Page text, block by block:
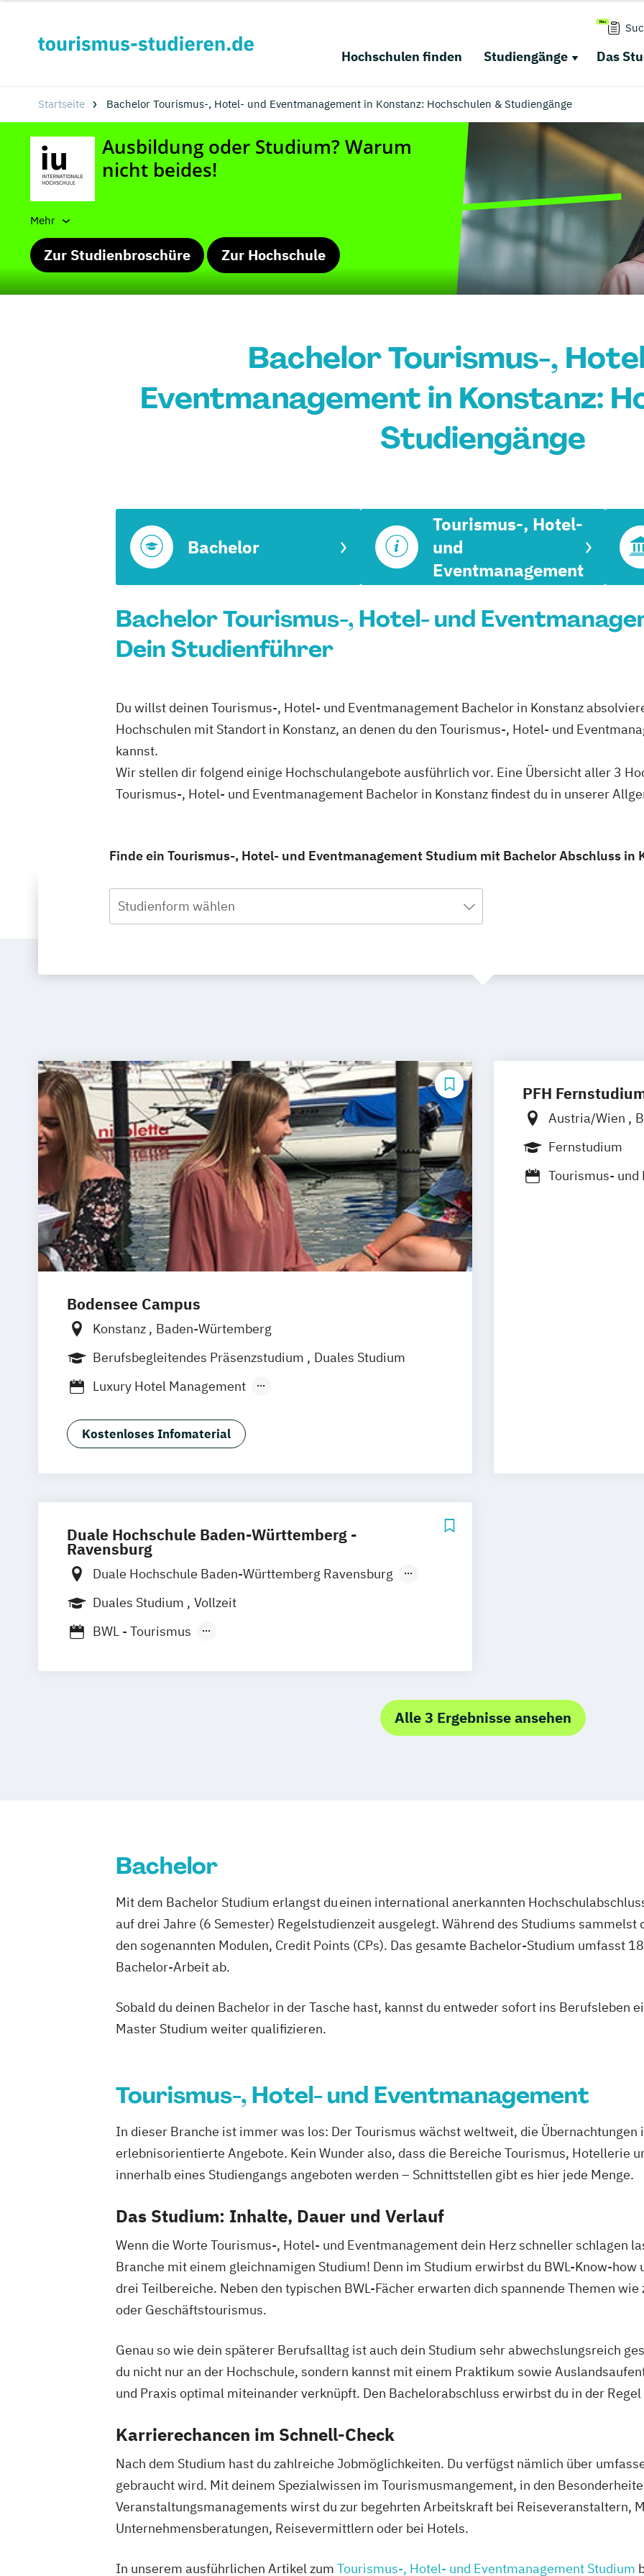
Hochschulen finden Studiengänge Das
Startseite Bachelor Tourismus-, Hotel- und Eventmanagement in Konstanz: Hochschulen & Studiengänge
Mehr
Zur Studienbroschüre Zur Hochschule
Bachelor Tourismus-,
Eventmanagement in Konstanz:
Studiengänge
Bachelor
Tourismus-, Hotel-
und
Eventmanagement
Bachelor Tourismus-, Hotel- und
Dein Studienführer
Du willst deinen Tourismus-, Hotel- und Eventmanagement Bachelor in Konstanz
Hochschulen mit Standort in Konstanz, an denen du den Tourismus-, Hotel- und
kannst.
Wir stellen dir folgend einige Hochschulangebote ausführlich vor. Eine Übersicht aller 3
Tourismus-, Hotel- und Eventmanagement Bachelor in Konstanz findest du in unserer
Finde ein Tourismus-, Hotel- und Eventmanagement Studium mit Bachelor Abschluss in
Studienform wählen
Bodensee Campus
Konstanz
Baden-Würtemberg
Berufsbegleitendes Präsenzstudium
Duales Studium
Luxury Hotel Management
Kostenloses Infomaterial
PFH
Austria/Wien
Düsseldorf/
Fernstudium
Tourismus-
Duale Hochschule Baden-Württemberg -
Ravensburg
Duale Hochschule Baden-Württemberg Ravensburg
Duale Hochschule Baden-Württemberg Ravensburg
Campus Friedrichshafen
Duales Studium
Vollzeit
BWL - Tourismus
Kurortemanagement
Alle 3 Ergebnisse ansehen
Bachelor
Mit dem Bachelor Studium erlangst du einen international anerkannten
auf drei Jahre (6 Semester) Regelstudienzeit ausgelegt. Während des Studiums sammelst
den sogenannten Modulen, Credit Points (CPs). Das gesamte Bachelor-Studium umfasst
Bachelor-Arbeit ab.
Sobald du deinen Bachelor in der Tasche hast, kannst du entweder sofort ins Berufsleben
Master Studium weiter qualifizieren.
Tourismus-, Hotel- und Eventmanagement
In dieser Branche ist immer was los: Der Tourismus wächst weltweit, die
erlebnisorientierte Angebote. Kein Wunder also, dass die Bereiche Tourismus, Hotellerie
innerhalb eines Studiengangs angeboten werden – Schnittstellen gibt es hier jede Menge.
Das Studium: Inhalte, Dauer und Verlauf
Wenn die Worte Tourismus-, Hotel- und Eventmanagement dein Herz schneller schlagen
Branche mit einem gleichnamigen Studium! Denn im Studium erwirbst du BWL-Know-how
drei Teilbereiche. Neben den typischen BWL-Fächer erwarten dich spannende Themen
oder Geschäftstourismus.
Genau so wie dein späterer Berufsalltag ist auch dein Studium sehr abwechslungsreich
du nicht nur an der Hochschule, sondern kannst mit einem Praktikum sowie
und Praxis optimal miteinander verknüpft. Den Bachelorabschluss erwirbst du in der
Karrierechancen im Schnell-Check
Nach dem Studium hast du zahlreiche Jobmöglichkeiten. Du verfügst nämlich über
gebraucht wird. Mit deinem Spezialwissen im Tourismusmangement, in den
Veranstaltungsmanagements wirst du zur begehrten Arbeitskraft bei Reiseveranstaltern,
Unternehmensberatungen, Reisevermittlern oder bei Hotels.
In unserem ausführlichen Artikel zum Tourismus-, Hotel- und Eventmanagement Studium